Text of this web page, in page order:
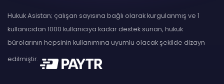
Hukuk Asistan; çalışan sayısına bağlı olarak kurgulanmış ve 1
kullanıcıdan 1000 kullanıcıya kadar destek sunan, hukuk
bürolarının hepsinin kullanımına uyumlu olacak şekilde dizayn
edilmiştir.